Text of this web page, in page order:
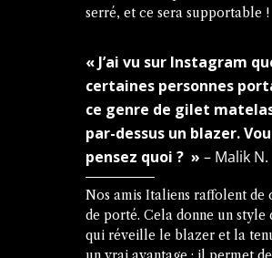
serré, et ce sera supportable !
« J’ai vu sur Instagram
certaines personnes
ce genre de gilet
par-dessus un blazer.
pensez quoi ? » – Malik N.
Nos amis Italiens raffolent de
de porté. Cela donne un style
qui réveille le blazer et la